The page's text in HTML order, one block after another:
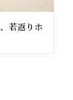
若返りホ